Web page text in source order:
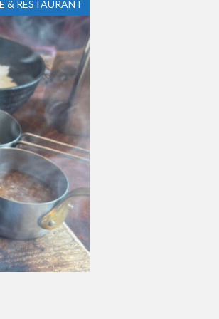
& RESTAURANT